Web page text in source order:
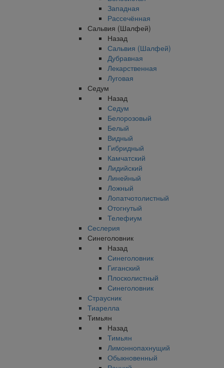
Западная
Рассечённая
Сальвия (Шалфей)
Назад
Сальвия (Шалфей)
Дубравная
Лекарственная
Луговая
Седум
Назад
Седум
Белорозовый
Белый
Видный
Гибридный
Камчатский
Лидийский
Линейный
Ложный
Лопатчотолистный
Отогнутый
Телефиум
Сеслерия
Синеголовник
Назад
Синеголовник
Гиганский
Плосколистный
Синеголовник
Страусник
Тиарелла
Тимьян
Назад
Тимьян
Лимоннопахнущий
Обыкновенный